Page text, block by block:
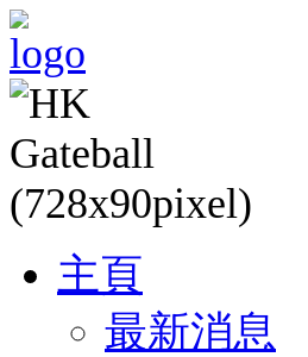
主頁
最新消息